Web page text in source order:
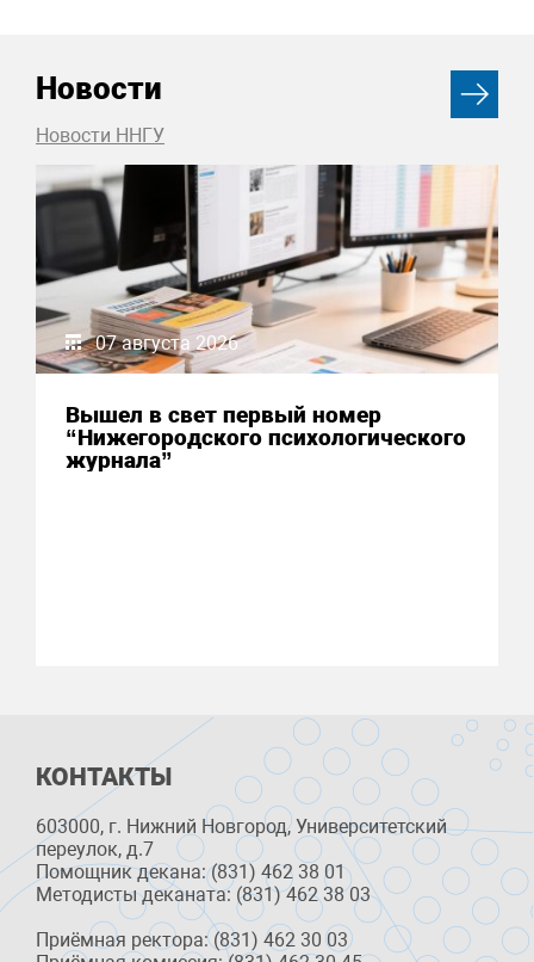
Новости
Новости ННГУ
07 августа 2026
Вышел в свет первый номер
“Нижегородского психологического
журнала”
КОНТАКТЫ
603000, г. Нижний Новгород, Университетский
переулок, д.7
Помощник декана: (831) 462 38 01
Методисты деканата: (831) 462 38 03
Приёмная ректора: (831) 462 30 03